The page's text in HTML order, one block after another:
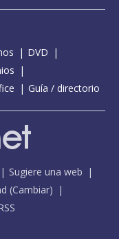
DVD
Guía / directorio
Sugiere una web
(Cambiar)